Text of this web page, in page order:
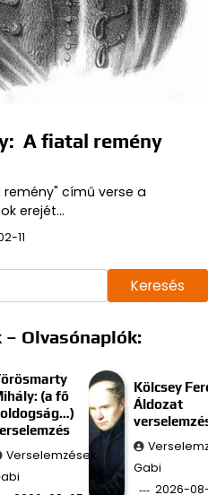
A fiatal remény
című verse a
erejét…
11
Keresés
– Olvasónaplók:
(a fő
Verselemzések
Kölcsey
Áldozat
Gabi
2026-